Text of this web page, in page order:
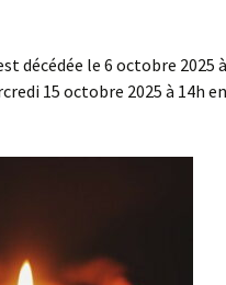
décédée le 6 octobre 2025 à
15 octobre 2025 à 14h